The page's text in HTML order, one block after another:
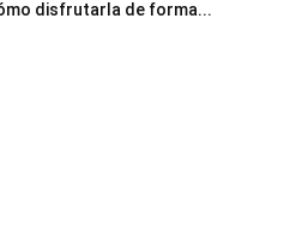
disfrutarla de forma...